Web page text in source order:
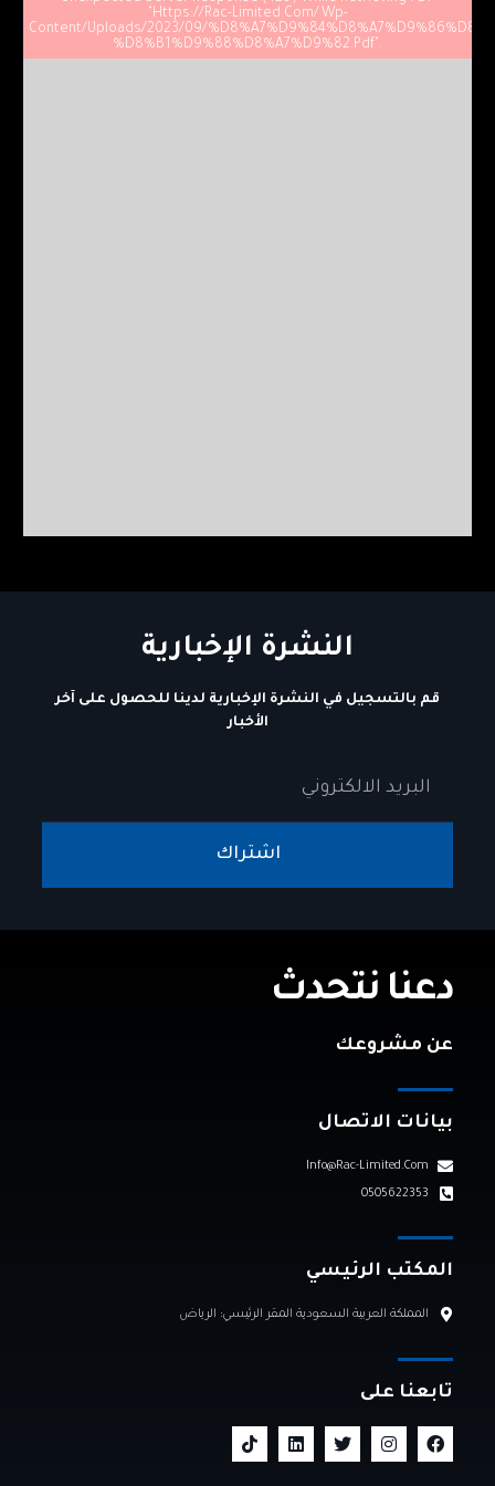
"https://rac-Limited.com/wp-
Content/uploads/2023/09/
%D8%B1%D9%88%D8%A7%D9%82.pdf".
النشرة الإخبارية
قم بالتسجيل في النشرة الإخبارية لدينا للحصول على آخر
الأخبار
اشتراك
دعنا نتحدث
عن مشروعك
بيانات الاتصال
Info@rac-Limited.com
0505622353
المكتب الرئيسي
المملكة العربية السعودية المقر الرئيسي: الرياض
تابعنا على